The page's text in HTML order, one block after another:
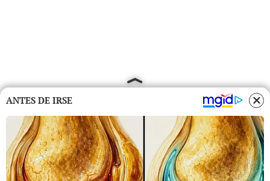
ANTES DE IRSE